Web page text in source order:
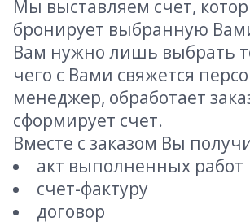
Мы выставляем счет,
бронирует выбранную
Вам нужно лишь выбрать
чего с Вами свяжется
менеджер, обработает
сформирует счет.
Вместе с заказом Вы
акт выполненных работ
счет-фактуру
договор